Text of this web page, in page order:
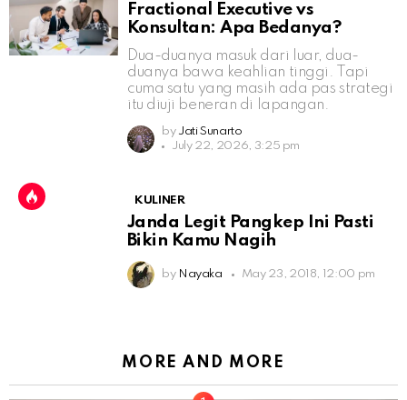
Fractional Executive vs
Konsultan: Apa Bedanya?
Dua-duanya masuk dari luar, dua-
duanya bawa keahlian tinggi. Tapi
cuma satu yang masih ada pas strategi
itu diuji beneran di lapangan.
by Jati Sunarto
July 22, 2026, 3:25 pm
KULINER
Janda Legit Pangkep Ini Pasti
Bikin Kamu Nagih
by Nayaka May 23, 2018, 12:00 pm
MORE AND MORE